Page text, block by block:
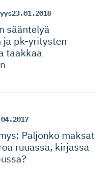
23.01.2018
sääntelyä
ja pk-yritysten
taakkaa
Paljonko maksat
ruuassa, kirjassa